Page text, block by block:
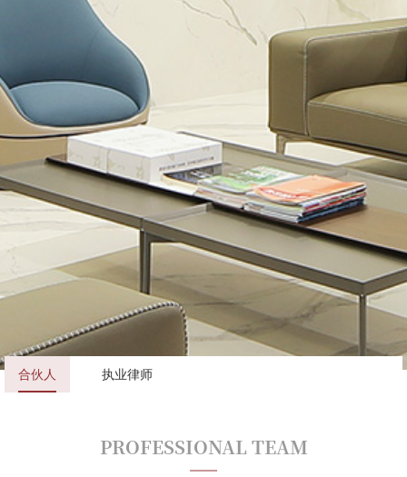
合伙人 执业律师
PROFESSIONAL TEAM